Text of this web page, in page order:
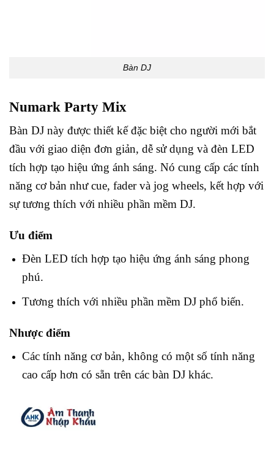
Bàn DJ
Numark Party Mix
Bàn DJ này được thiết kế đặc biệt cho người mới bắt
đầu với giao diện đơn giản, dễ sử dụng và đèn LED
tích hợp tạo hiệu ứng ánh sáng. Nó cung cấp các tính
năng cơ bản như cue, fader và jog wheels, kết hợp với
sự tương thích với nhiều phần mềm DJ.
Ưu điểm
Đèn LED tích hợp tạo hiệu ứng ánh sáng phong
phú.
Tương thích với nhiều phần mềm DJ phổ biến.
Nhược điểm
Các tính năng cơ bản, không có một số tính năng
cao cấp hơn có sẵn trên các bàn DJ khác.